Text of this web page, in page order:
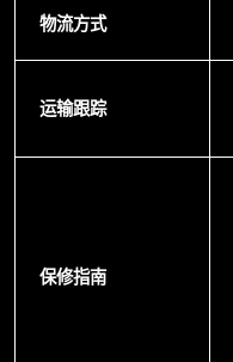
物流方式
运输跟踪
保修指南